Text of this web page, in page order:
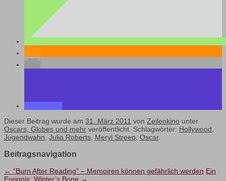
Dieser Beitrag wurde am 31. März 2011 von Zeilenkino unter
Oscars, Globes und mehr veröffentlicht. Schlagwörter: Hollywood
Jugendwahn Julia Roberts Meryl Streep Oscar.
Beitragsnavigation
← “Burn After Reading” – Memoiren können gefährlich werden Ein
Ereignis: Winter’s Bone →